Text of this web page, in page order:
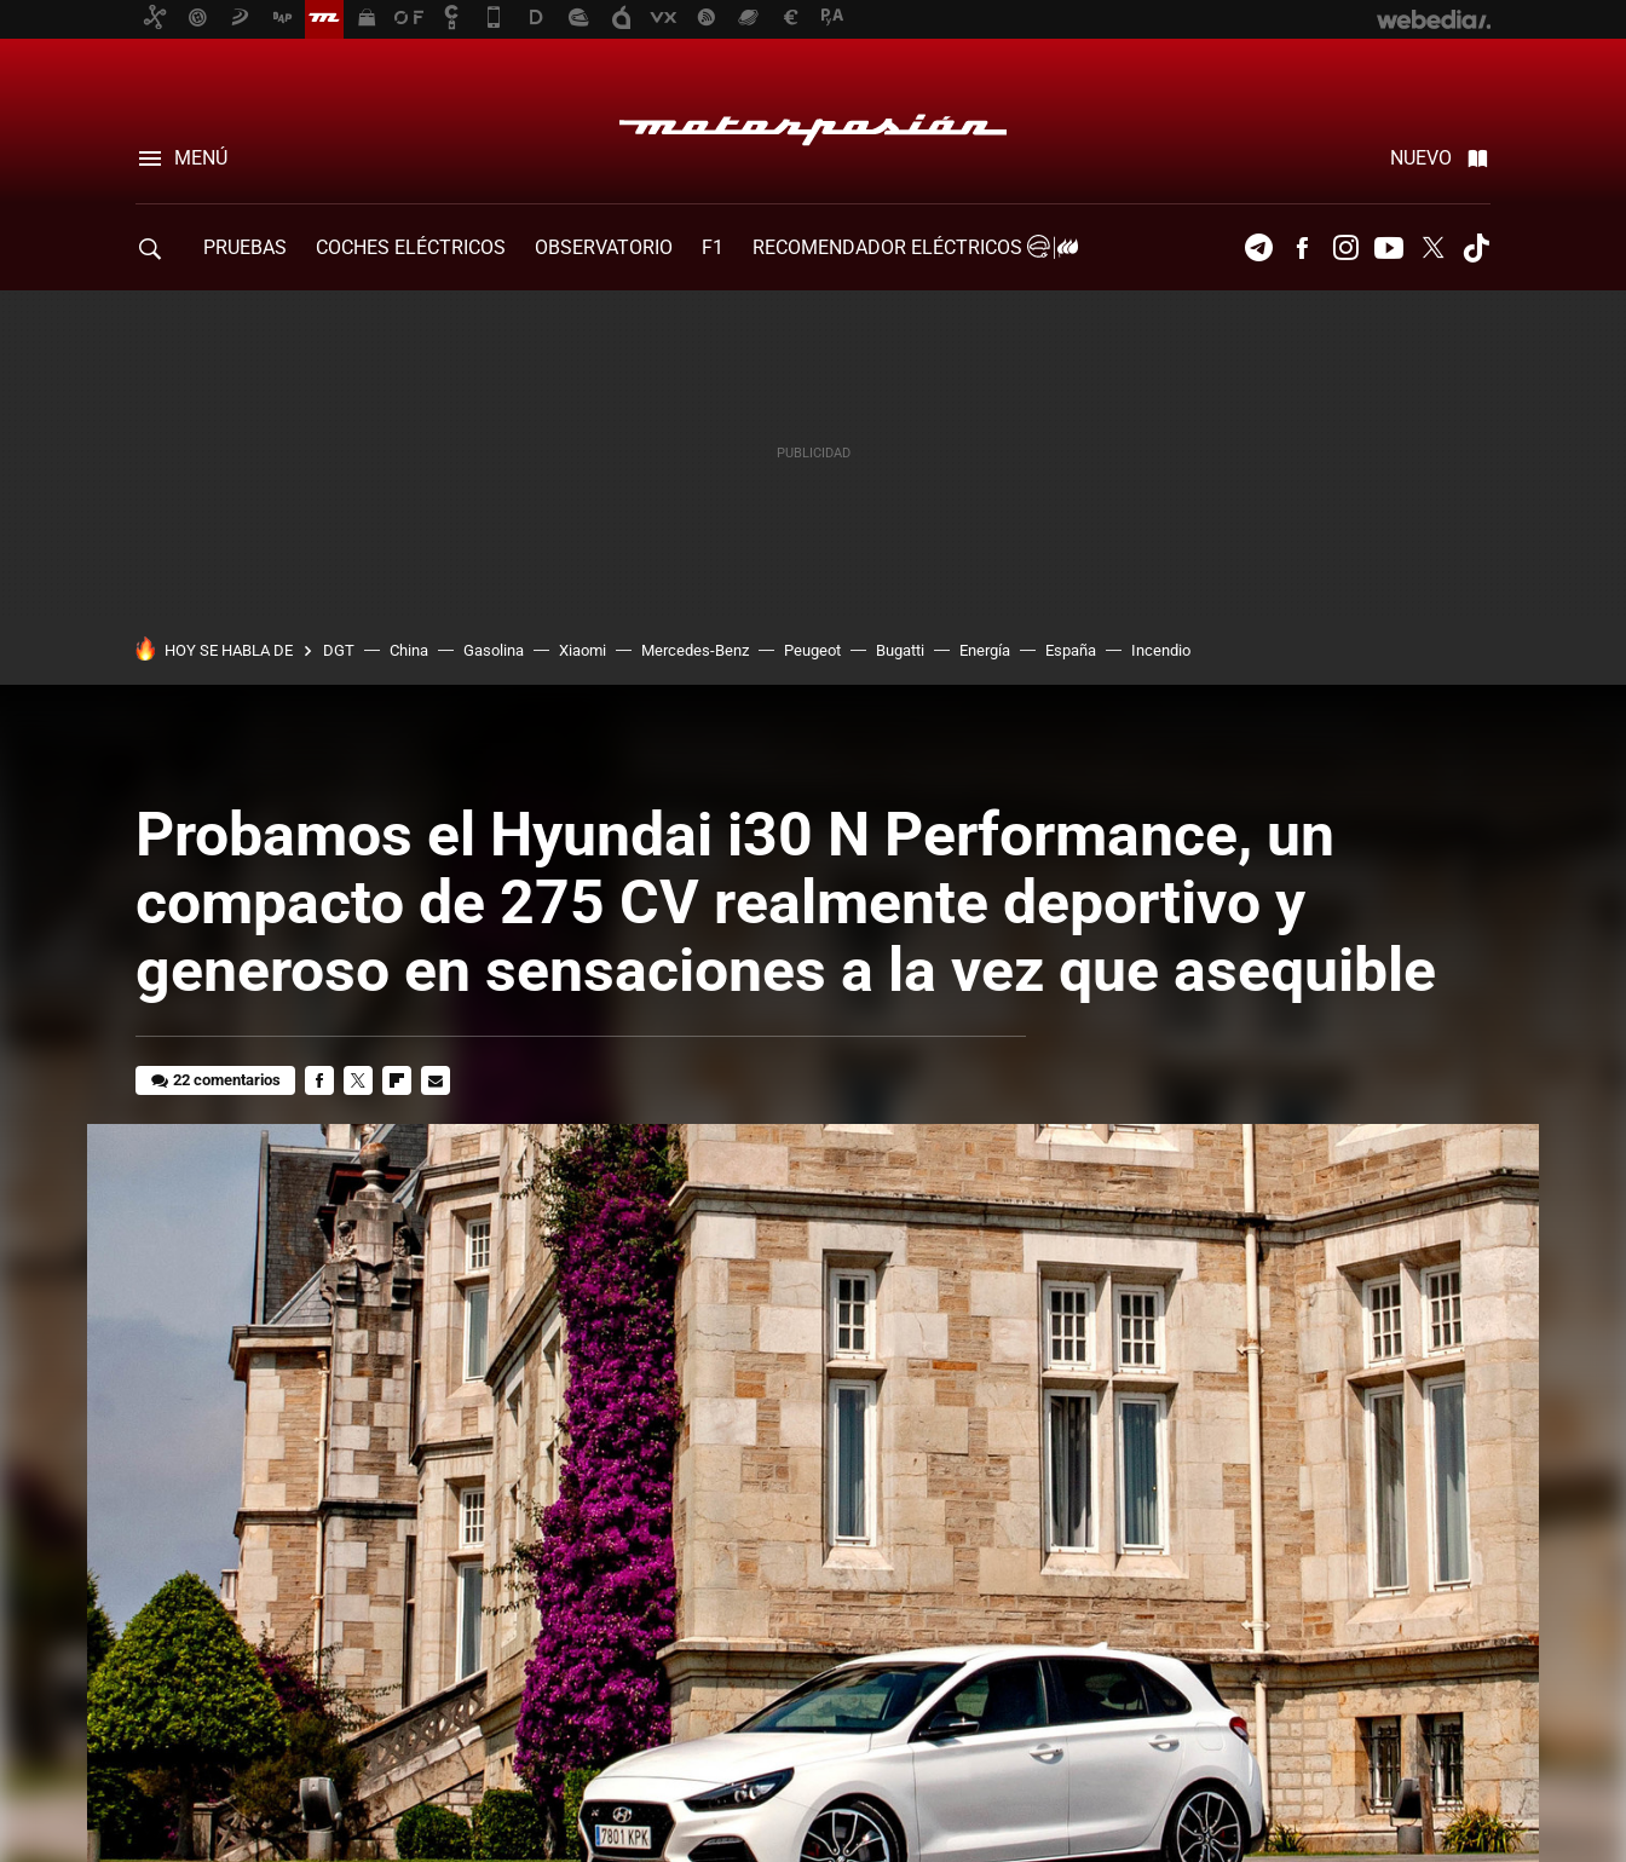
MENÚ NUEVO
PRUEBAS COCHES ELÉCTRICOS OBSERVATORIO F1
RECOMENDADOR ELÉCTRICOS
TelegramFacebookInstagramYoutubeTwitter
HOY SE HABLA DE DGT China Gasolina Xiaomi Mercedes-Benz Peugeot Bugatti Energía España Incendio
Probamos el Hyundai i30 N Performance, un
compacto de 275 CV realmente deportivo y
generoso en sensaciones a la vez que asequible
22 comentarios
MAIL